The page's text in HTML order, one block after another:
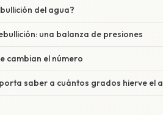
del agua?
una balanza de presiones
cambian el número
saber a cuántos grados hierve el